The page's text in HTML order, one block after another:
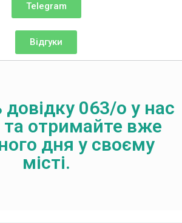
Telegram
Відгуки
063/o у нас
та отримайте вже
дня у своєму
місті.